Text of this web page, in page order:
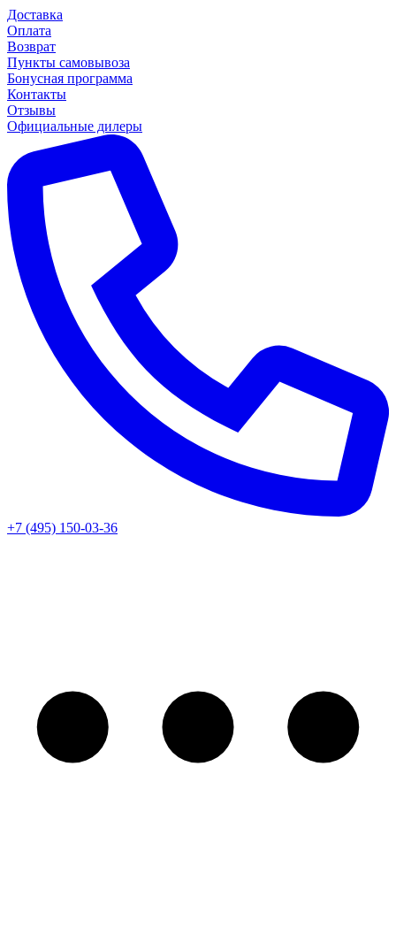
Доставка
Оплата
Возврат
Пункты самовывоза
Бонусная программа
Контакты
Отзывы
Официальные дилеры
+7 (495) 150-03-36